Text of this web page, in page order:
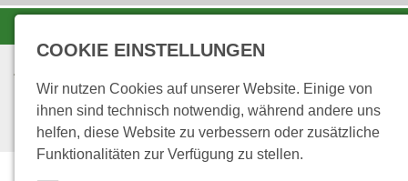
COOKIE EINSTELLUNGEN
Wir nutzen Cookies auf unserer Website. Einige von
ihnen sind technisch notwendig, während andere uns
helfen, diese Website zu verbessern oder zusätzliche
Funktionalitäten zur Verfügung zu stellen.